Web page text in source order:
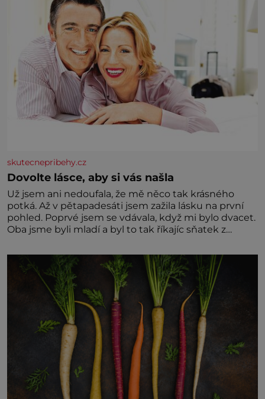
skutecnepribehy.cz
Dovolte lásce, aby si vás našla
Už jsem ani nedoufala, že mě něco tak krásného
potká. Až v pětapadesáti jsem zažila lásku na první
pohled. Poprvé jsem se vdávala, když mi bylo dvacet.
Oba jsme byli mladí a byl to tak říkajíc sňatek z
zaopatřený mladý muž. Manželství nám oběma moc
nesvědčilo, brzy jsme zjistili, že